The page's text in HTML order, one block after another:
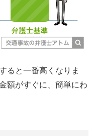
ると一番高くなりま
額がすぐに、簡単にわ